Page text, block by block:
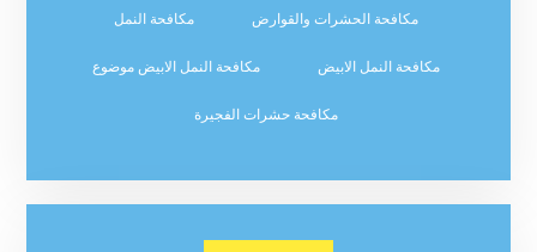
مكافحة الحشرات والقوارض مكافحة النمل
مكافحة النمل الابيض مكافحة النمل الابيض موضوع
مكافحة حشرات الفجيرة